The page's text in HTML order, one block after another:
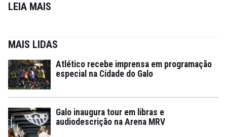
LEIA MAIS
MAIS LIDAS
Atlético recebe imprensa em programação
especial na Cidade do Galo
Galo inaugura tour em libras e
audiodescrição na Arena MRV